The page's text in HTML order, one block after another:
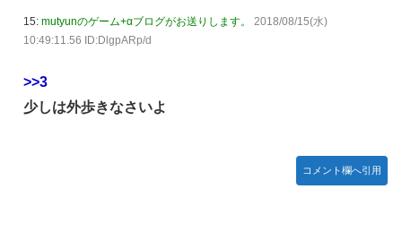
部屋作りゲーム、確率で出現するイカを見るとクラッシュす
る不具合が発生
かわいそう…会社滅茶苦茶やろなぁ」
【激震】韓国人「韓国サッカー協会、W杯・五輪で複数回の
【元NMB48】安部若菜、卒業して早くもお酒解禁
15: mutyunのゲーム+αブログがお送りします。
2018/08/15(水)
10:49:11.56 ID:DlgpARp/d
>>3
少しは外歩きなさいよ
コメント欄へ引用